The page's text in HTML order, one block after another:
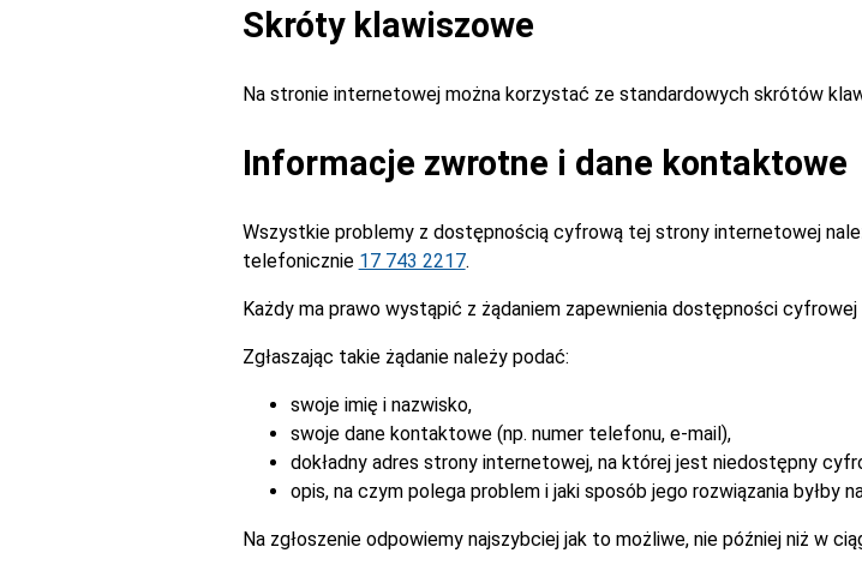
Skróty klawiszowe
Na stronie internetowej można korzystać ze standardowych skrótów
Informacje zwrotne i dane kontaktowe
Wszystkie problemy z dostępnością cyfrową tej strony internetowej
telefonicznie 17 743 2217.
Każdy ma prawo wystąpić z żądaniem zapewnienia dostępności
Zgłaszając takie żądanie należy podać:
swoje imię i nazwisko,
swoje dane kontaktowe (np. numer telefonu, e-mail),
dokładny adres strony internetowej, na której jest niedostępny
opis, na czym polega problem i jaki sposób jego rozwiązania byłby
Na zgłoszenie odpowiemy najszybciej jak to możliwe, nie później niż w